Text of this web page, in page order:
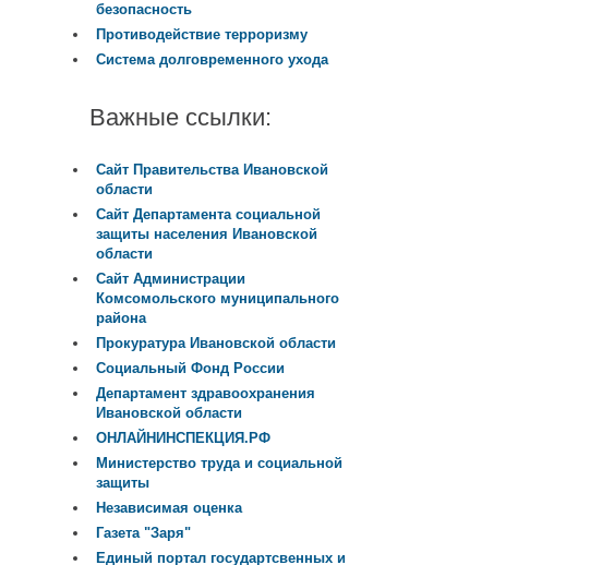
безопасность
Противодействие терроризму
Система долговременного ухода
Важные ссылки:
Сайт Правительства Ивановской
области
Сайт Департамента социальной
защиты населения Ивановской
области
Сайт Администрации
Комсомольского муниципального
района
Прокуратура Ивановской области
Социальный Фонд России
Департамент здравоохранения
Ивановской области
ОНЛАЙНИНСПЕКЦИЯ.РФ
Министерство труда и социальной
защиты
Независимая оценка
Газета "Заря"
Единый портал государтсвенных и